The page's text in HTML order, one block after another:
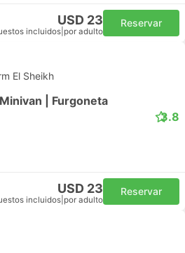
USD 23
incluidos por adulto
Reservar
El Sheikh
| Furgoneta
3.8
USD 23
incluidos por adulto
Reservar